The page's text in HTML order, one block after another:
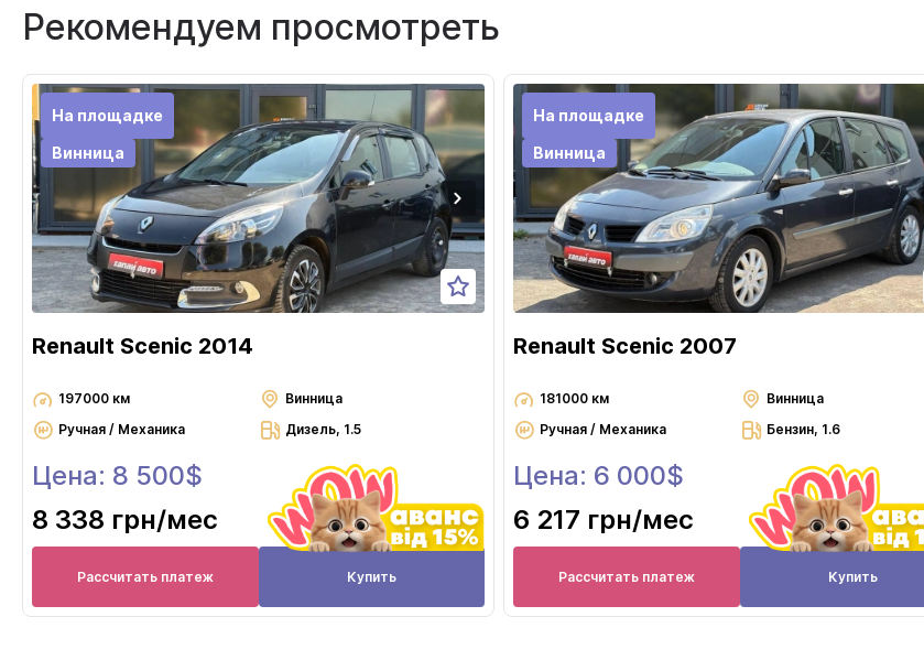
Рекомендуем просмотреть
На площадке
Винница
Renault Scenic 2014
197000 км
Винница
Ручная / Механика
Дизель, 1.5
Цена: 8 500$
8 338 грн/мес
Рассчитать платеж Купить
На площадке
Винница
Renault Scenic 2007
181000 км
Винница
Ручная / Механика
Бензин, 1.6
Цена: 6 000$
6 217 грн/мес
Рассчитать платеж Купить